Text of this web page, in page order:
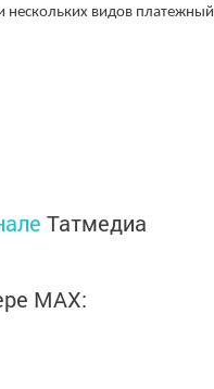
нескольких видов платежный
Татмедиа
MАХ: